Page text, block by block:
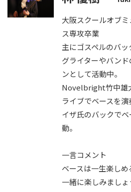
大阪スクールオブ
ス専攻卒業
主にゴスペルのバ
グライターやバン
ンとして活動中。
Novelbright竹中雄
ライブでベースを
イザ氏のバックで
動。
一言コメント
ベースは一生楽しめ
一緒に楽しみましょ